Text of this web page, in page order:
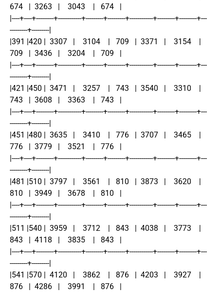
674   |  3263   |    3043    |   674   |
|----+----+---------+------------+---------+---------+------------+---------+---------+---
---------+---------|
|391 |420 |  3307   |    3104    |   709   |  3371   |    3154    |
709   |  3436   |    3204    |   709   |
|----+----+---------+------------+---------+---------+------------+---------+---------+---
---------+---------|
|421 |450 |  3471   |    3257    |   743   |  3540   |    3310    |
743   |  3608   |    3363    |   743   |
|----+----+---------+------------+---------+---------+------------+---------+---------+---
---------+---------|
|451 |480 |  3635   |    3410    |   776   |  3707   |    3465    |
776   |  3779   |    3521    |   776   |
|----+----+---------+------------+---------+---------+------------+---------+---------+---
---------+---------|
|481 |510 |  3797   |    3561    |   810   |  3873   |    3620    |
810   |  3949   |    3678    |   810   |
|----+----+---------+------------+---------+---------+------------+---------+---------+---
---------+---------|
|511 |540 |  3959   |    3712    |   843   |  4038   |    3773    |
843   |  4118   |    3835    |   843   |
|----+----+---------+------------+---------+---------+------------+---------+---------+---
---------+---------|
|541 |570 |  4120   |    3862    |   876   |  4203   |    3927    |
876   |  4286   |    3991    |   876   |